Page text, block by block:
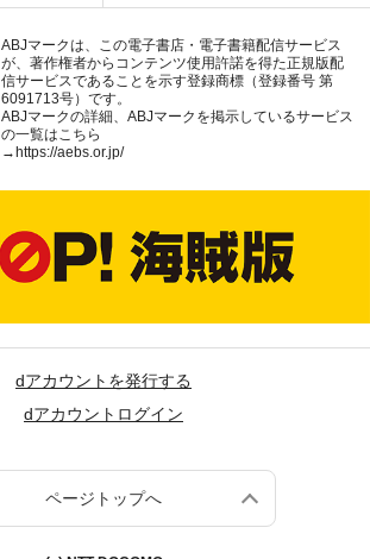
ABJマークは、この電子書店・電子書籍配信サービス
が、著作権者からコンテンツ使用許諾を得た正規版配
信サービスであることを示す登録商標（登録番号 第
6091713号）です。
ABJマークの詳細、ABJマークを掲示しているサービス
の一覧はこちら
→ https://aebs.or.jp/
dアカウントを発行する
dアカウントログイン
ページトップへ